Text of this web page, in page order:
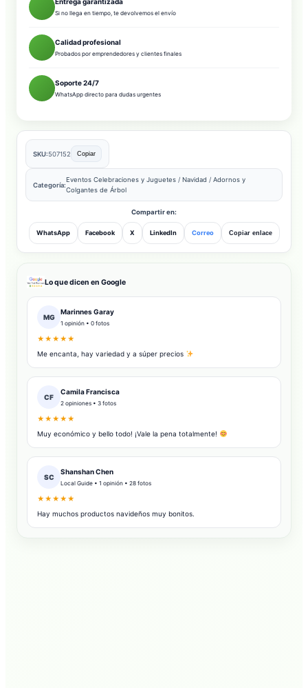
Si no llega en tiempo, te devolvemos el envío
Calidad profesional
Probados por emprendedores y clientes finales
Soporte 24/7
WhatsApp directo para dudas urgentes
SKU:507152 Copiar
Categoría:
Eventos Celebraciones y Juguetes / Navidad / Adornos y
Colgantes de Árbol
Compartir en:
WhatsApp Facebook X LinkedIn Correo Copiar enlace
Lo que dicen en Google
MG
Marinnes Garay
1 opinión • 0 fotos
★★★★★
Me encanta, hay variedad y a súper precios
CF
Camila Francisca
2 opiniones • 3 fotos
★★★★★
Muy económico y bello todo! ¡Vale la pena totalmente!
SC
Shanshan Chen
Local Guide • 1 opinión • 28 fotos
★★★★★
Hay muchos productos navideños muy bonitos.